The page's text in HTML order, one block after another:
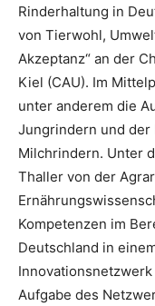
Rinderhaltung in
von Tierwohl,
Akzeptanz“ an der
Kiel (CAU). Im
unter anderem die
Jungrindern und der
Milchrindern. Unter
Thaller von der
Kompetenzen im
Deutschland in
Aufgabe des